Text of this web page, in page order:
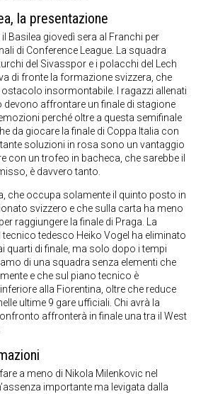
la presentazione
Basilea giovedì sera al Franchi per
di Conference League. La squadra
del Sivasspor e i polacchi del Lech
di fronte la formazione svizzera, che
insormontabile. I ragazzi allenati
devono affrontare un finale di stagione
perché oltre a questa semifinale
da giocare la finale di Coppa Italia con
tante soluzioni in rosa sono un vantaggio
con un trofeo in bacheca, che sarebbe il
è davvero tanto.
che occupa solamente il quinto posto in
svizzero e che sulla carta ha meno
raggiungere la finale di Praga. La
tedesco Heiko Vogel ha eliminato
quarti di finale, ma solo dopo i tempi
di una squadra senza elementi che
e che sul piano tecnico è
alla Fiorentina, oltre che reduce
ultime 9 gare ufficiali. Chi avrà la
affronterà in finale una tra il West
a meno di Nikola Milenkovic nel
importante ma levigata dalla